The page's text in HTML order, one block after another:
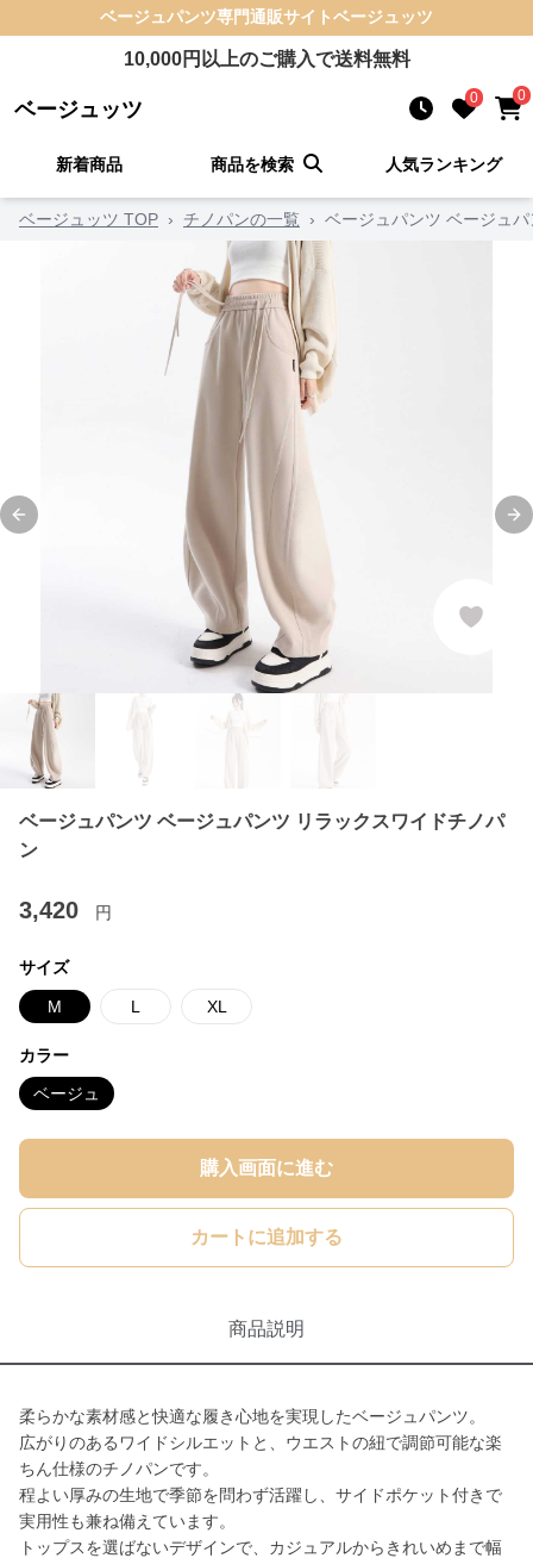
ベージュパンツ専門通販サイトベージュッツ
10,000円以上のご購入で送料無料
ベージュッツ 0 0
新着商品 商品を検索 人気ランキング
ベージュッツ TOP › チノパンの一覧 › ベージュパンツ ベージュ
Previous slide
ベージュパンツ ベージュパンツ リラックスワイドチノパ
ン
3,420 円
サイズ
M L XL
カラー
ベージュ
購入画面に進む
カートに追加する
商品説明
柔らかな素材感と快適な履き心地を実現したベージュパンツ。
広がりのあるワイドシルエットと、ウエストの紐で調節可能な楽
ちん仕様のチノパンです。
程よい厚みの生地で季節を問わず活躍し、サイドポケット付きで
実用性も兼ね備えています。
トップスを選ばないデザインで、カジュアルからきれいめまで幅